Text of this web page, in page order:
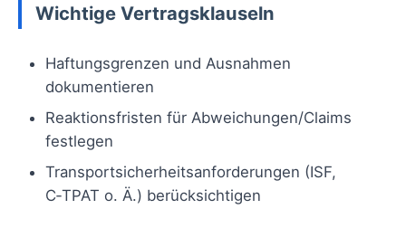
Wichtige Vertragsklauseln
Haftungsgrenzen und Ausnahmen
dokumentieren
Reaktionsfristen für Abweichungen/Claims
festlegen
Transportsicherheitsanforderungen (ISF,
C‑TPAT o. Ä.) berücksichtigen